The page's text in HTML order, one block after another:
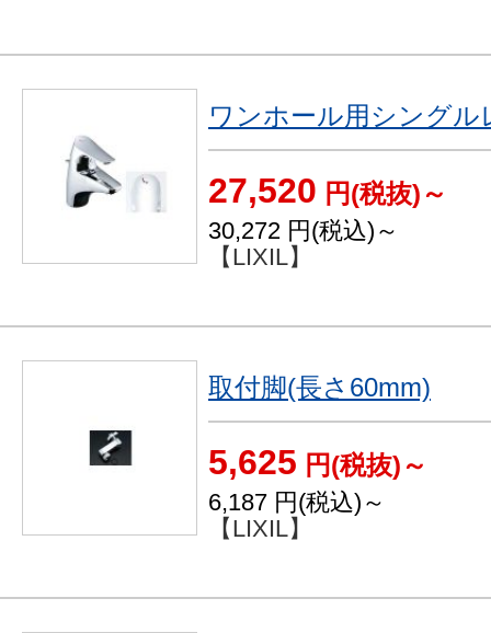
ワンホール用シングル
27,520 円(税抜)～
30,272 円(税込)～
【LIXIL】
取付脚(長さ60mm)
5,625 円(税抜)～
6,187 円(税込)～
【LIXIL】